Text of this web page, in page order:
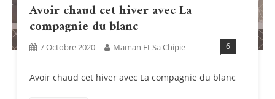
Avoir chaud cet hiver avec La
compagnie du blanc
7 Octobre 2020 Maman Et Sa Chipie 6
Avoir chaud cet hiver avec La compagnie du blanc